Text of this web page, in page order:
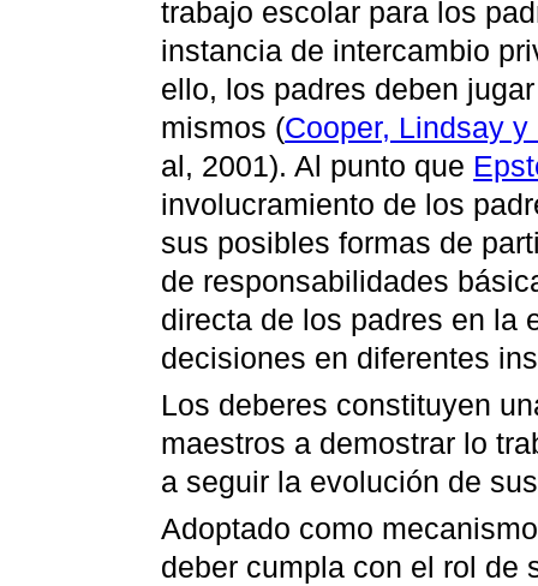
trabajo escolar para los
instancia de intercambio
ello, los padres deben
mismos (Cooper, Lindsay y
al, 2001). Al punto que
involucramiento de los
sus posibles formas de
de responsabilidades
directa de los padres en la
decisiones en diferentes
Los deberes constituyen
maestros a demostrar lo
a seguir la evolución de
Adoptado como
deber cumpla con el rol de